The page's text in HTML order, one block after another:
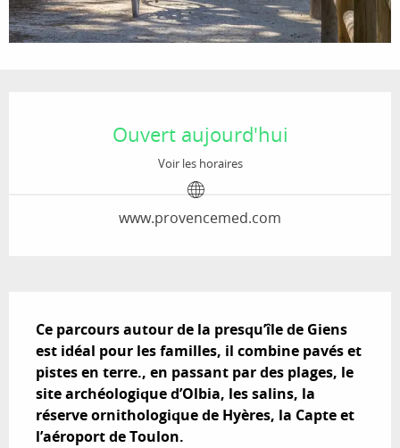
Ouvert aujourd'hui
Voir les horaires
www.provencemed.com
Ce parcours autour de la presqu’île de Giens
est idéal pour les familles, il combine pavés et
pistes en terre., en passant par des plages, le
site archéologique d’Olbia, les salins, la
réserve ornithologique de Hyères, la Capte et
l’aéroport de Toulon.